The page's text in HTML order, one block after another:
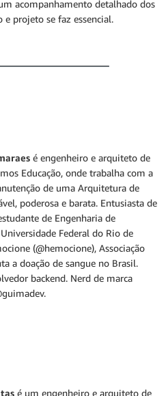
acompanhamento detalhado dos
e projeto se faz essencial.
é engenheiro e arquiteto de
Educação, onde trabalha com a
de uma Arquitetura de
poderosa e barata. Entusiasta de
de Engenharia de
Federal do Rio de
(@hemocione), Associação
a doação de sangue no Brasil.
backend. Nerd de marca
é um engenheiro e arquiteto de